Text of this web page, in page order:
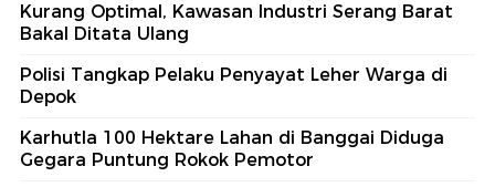
Kurang Optimal, Kawasan Industri Serang Barat
Bakal Ditata Ulang
Polisi Tangkap Pelaku Penyayat Leher Warga di
Depok
Karhutla 100 Hektare Lahan di Banggai Diduga
Gegara Puntung Rokok Pemotor